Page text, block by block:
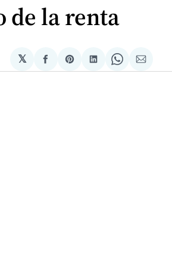
de la renta
𝕏
Compartir
en
Share
on
Compartir
en
Share
on
via